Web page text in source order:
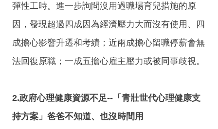
彈性工時。進一步詢問沒用過職場育兒措施的原
因，發現超過四成因為經濟壓力大而沒有使用、四
成擔心影響升遷和考績；近兩成擔心留職停薪會無
法回復原職；一成五擔心雇主壓力或被同事歧視。
2.政府心理健康資源不足--「青壯世代心理健康支
持方案」爸爸不知道、也沒時間用